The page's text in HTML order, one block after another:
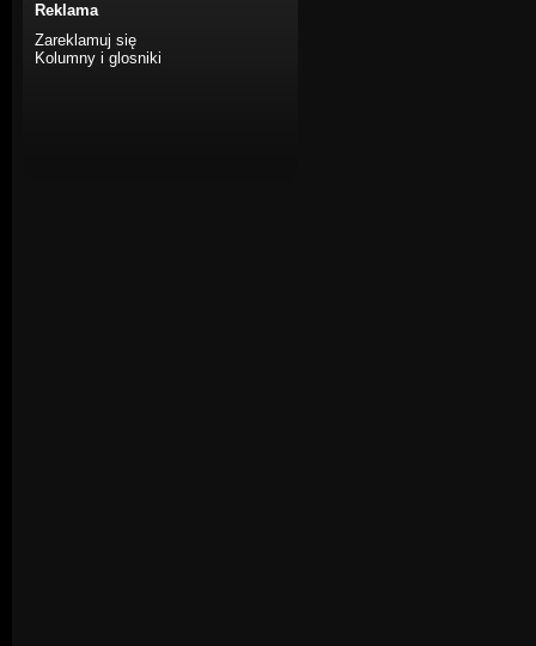
Reklama
Zareklamuj się
Kolumny i glosniki